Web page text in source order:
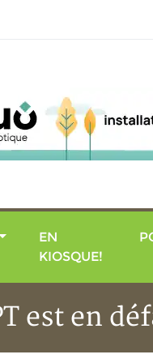
EN
KIOSQUE!
est en